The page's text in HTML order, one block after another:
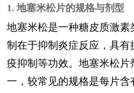
1. 地塞米松片的规格与剂型
地塞米松是一种糖皮质激素
制在于抑制炎症反应，具有
疫抑制等功效。地塞米松片
一，较常见的规格是每片含